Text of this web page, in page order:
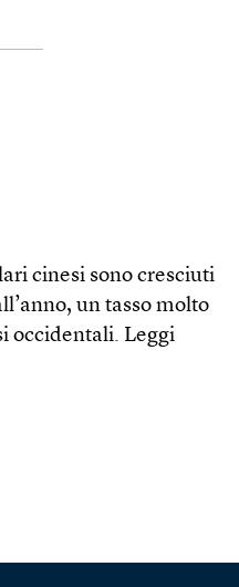
cinesi sono cresciuti
un tasso molto
occidentali. Leggi